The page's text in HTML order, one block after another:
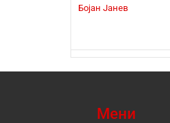
Бојан Јанев
Мени